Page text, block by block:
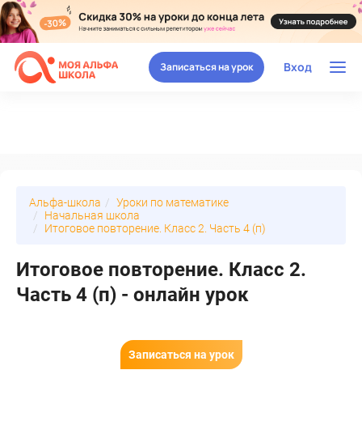
Вход
Записаться на урок
Альфа-школа
Уроки по математике
Начальная школа
Итоговое повторение. Класс 2. Часть 4 (п)
Итоговое повторение. Класс 2.
Часть 4 (п) - онлайн урок
Записаться на урок